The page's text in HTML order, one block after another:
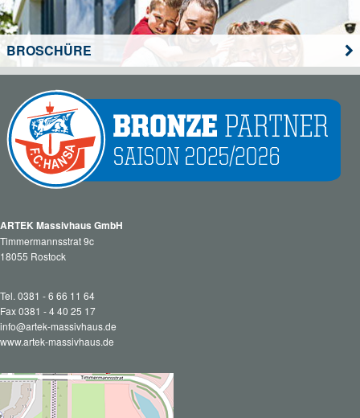
BROSCHÜRE
ARTEK Massivhaus GmbH
Timmermannsstrat 9c
18055 Rostock
Tel. 0381 - 6 66 11 64
Fax 0381 - 4 40 25 17
info@artek-massivhaus.de
www.artek-massivhaus.de